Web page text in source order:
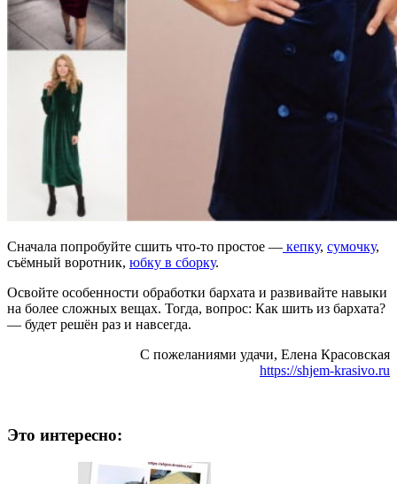
Сначала попробуйте сшить что-то простое — кепку, сумочку,
съёмный воротник, юбку в сборку.
Освойте особенности обработки бархата и развивайте навыки
на более сложных вещах. Тогда, вопрос: Как шить из бархата?
— будет решён раз и навсегда.
С пожеланиями удачи, Елена Красовская
https://shjem-krasivo.ru
Это интересно: